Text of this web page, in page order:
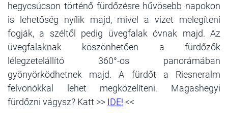
hegycsúcson történő fürdőzésre hűvösebb napokon
is lehetőség nyílik majd, mivel a vizet melegíteni
fogják, a széltől pedig üvegfalak óvnak majd. Az
üvegfalaknak köszönhetően a fürdőzők
lélegzetelállító 360°-os panorámában
gyönyörködhetnek majd. A fürdőt a Riesneralm
felvonókkal lehet megközelíteni. Magashegyi
fürdőzni vágysz? Katt >> IDE! <<